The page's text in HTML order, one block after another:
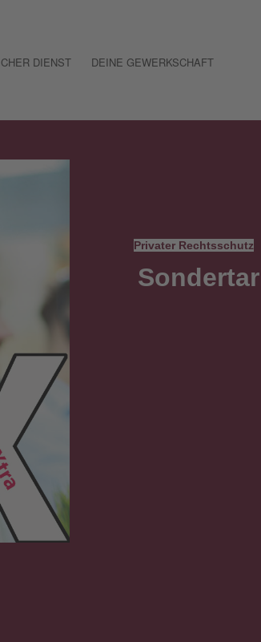
DIENST DEINE GEWERKSCHAFT
Privater Rechtsschutz